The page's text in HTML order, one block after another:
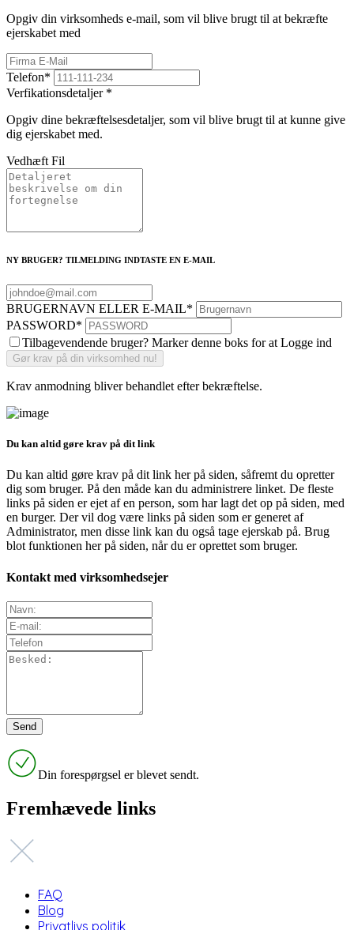
Opgiv din virksomheds e-mail, som vil blive brugt til at bekræfte
ejerskabet med
Telefon*
Verfikationsdetaljer *
Opgiv dine bekræftelsesdetaljer, som vil blive brugt til at kunne give
dig ejerskabet med.
Vedhæft Fil
NY BRUGER? TILMELDING INDTASTE EN E-MAIL
BRUGERNAVN ELLER E-MAIL*
PASSWORD*
Tilbagevendende bruger? Marker denne boks for at Logge ind
Krav anmodning bliver behandlet efter bekræftelse.
Du kan altid gøre krav på dit link
Du kan altid gøre krav på dit link her på siden, såfremt du opretter
dig som bruger. På den måde kan du administrere linket. De fleste
links på siden er ejet af en person, som har lagt det op på siden, med
en burger. Der vil dog være links på siden som er generet af
Administrator, men disse link kan du også tage ejerskab på. Brug
blot funktionen her på siden, når du er oprettet som bruger.
Kontakt med virksomhedsejer
Din forespørgsel er blevet sendt.
Fremhævede links
FAQ
Blog
Privatlivs politik